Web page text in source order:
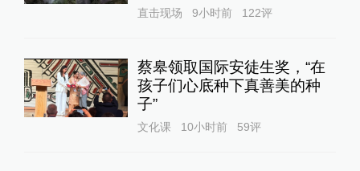
直击现场 9小时前 122评
蔡皋领取国际安徒生奖，“在
孩子们心底种下真善美的种
子”
文化课 10小时前 59评